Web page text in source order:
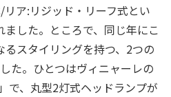
ア:リジッド・リーフ式とい
した。ところで、同じ年にこ
スタイリングを持つ、2つの
た。ひとつはヴィニャーレの
で、丸型2灯式ヘッドランプが